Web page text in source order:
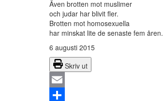
Även brotten mot muslimer
och judar har blivit fler.
Brotten mot homosexuella
har minskat lite de senaste fem åren.
6 augusti 2015
Skriv ut
Email